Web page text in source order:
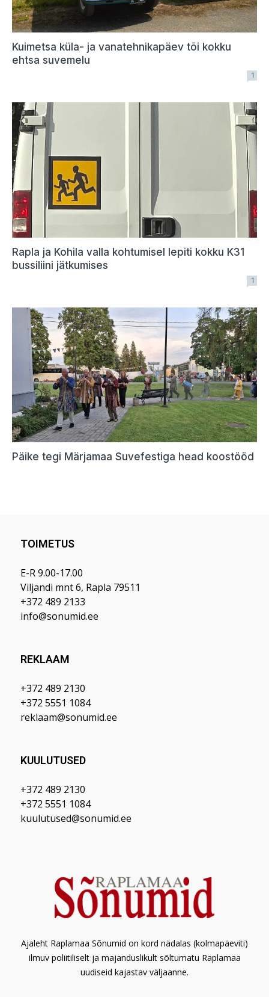
TOIMETUS
E-R 9.00-17.00
Viljandi mnt 6, Rapla 79511
+372 489 2133
info@sonumid.ee
REKLAAM
+372 489 2130
+372 5551 1084
reklaam@sonumid.ee
KUULUTUSED
+372 489 2130
+372 5551 1084
kuulutused@sonumid.ee
Ajaleht Raplamaa Sõnumid on kord nädalas (kolmapäeviti)
ilmuv poliitiliselt ja majanduslikult sõltumatu Raplamaa
uudiseid kajastav väljaanne.